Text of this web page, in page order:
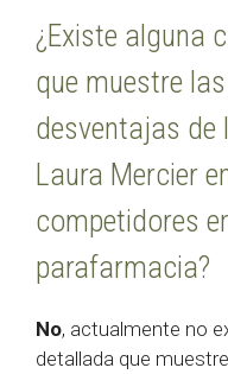
¿Existe alguna
que muestre
desventajas
Laura Mercier
competidores
parafarmacia?
No, actualmente no
detallada que